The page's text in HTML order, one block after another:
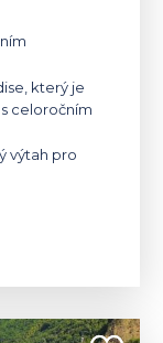
který je
celoročním
výtah pro